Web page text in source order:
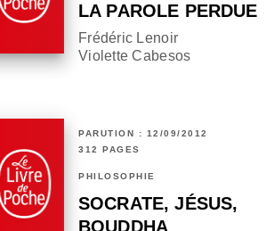
LA PAROLE PERDUE
Frédéric Lenoir
Violette Cabesos
PARUTION : 12/09/2012
312 PAGES
PHILOSOPHIE
SOCRATE, JÉSUS,
BOUDDHA